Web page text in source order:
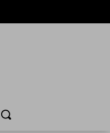
Cerca